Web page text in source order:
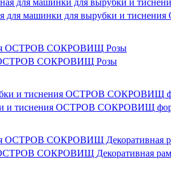
для машинки для вырубки и
ОСТРОВ СОКРОВИЩ Розы
и тиснения ОСТРОВ СОКРОВИЩ
ОСТРОВ СОКРОВИЩ Декоративная